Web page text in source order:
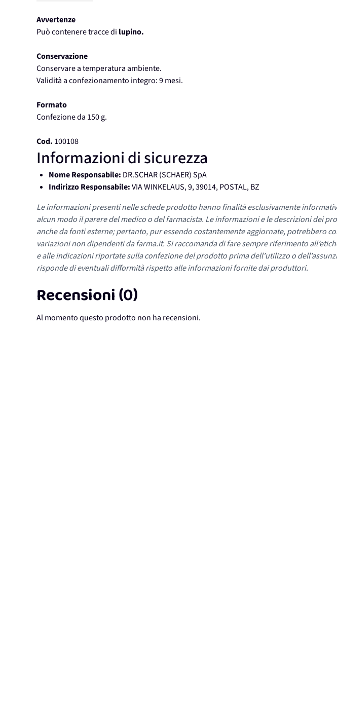
Avvertenze
Può contenere tracce di lupino.
Conservazione
Conservare a temperatura ambiente.
Validità a confezionamento integro: 9 mesi.
Formato
Confezione da 150 g.
Cod. 100108
Informazioni di sicurezza
Nome Responsabile: DR.SCHAR (SCHAER) SpA
Indirizzo Responsabile:VIA WINKELAUS, 9, 39014, POSTAL, BZ
Le informazioni presenti nelle schede prodotto hanno finalità esclusivamente
alcun modo il parere del medico o del farmacista. Le informazioni e le descrizioni dei
anche da fonti esterne; pertanto, pur essendo costantemente aggiornate, potrebbero
variazioni non dipendenti da farma.it. Si raccomanda di fare sempre riferimento
e alle indicazioni riportate sulla confezione del prodotto prima dell’utilizzo o
risponde di eventuali difformità rispetto alle informazioni fornite dai produttori.
Recensioni (0)
Al momento questo prodotto non ha recensioni.